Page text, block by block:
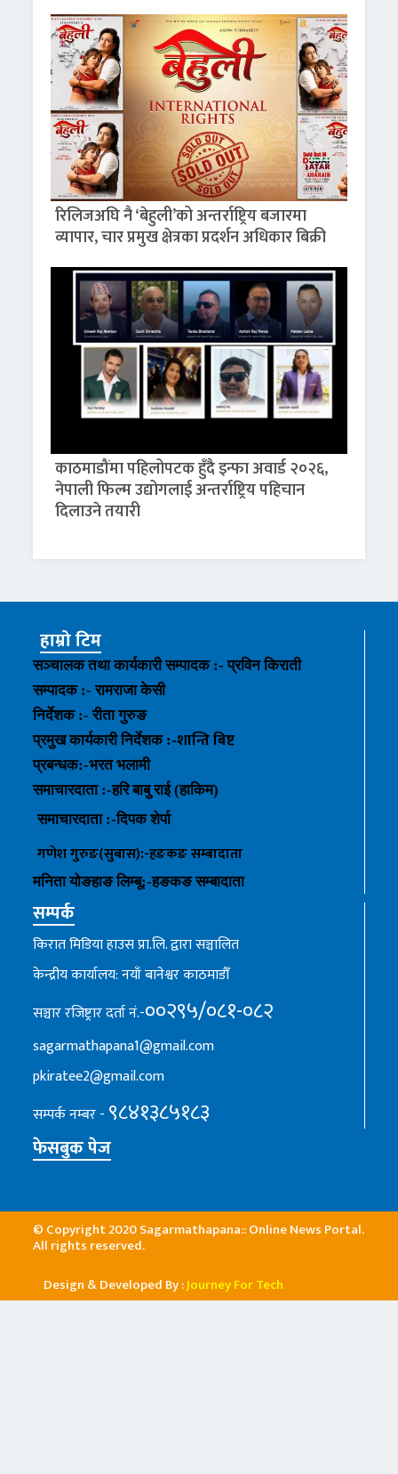
रिलिजअघि नै ‘बेहुली’को अन्तर्राष्ट्रिय बजारमा
व्यापार, चार प्रमुख क्षेत्रका प्रदर्शन अधिकार बिक्री
काठमाडौंमा पहिलोपटक हुँदै इन्फा अवार्ड २०२६,
नेपाली फिल्म उद्योगलाई अन्तर्राष्ट्रिय पहिचान
दिलाउने तयारी
हाम्रो टिम
सञ्चालक तथा कार्यकारी सम्पादक :- प्रविन किराती
सम्पादक :- रामराजा केसी
निर्देशक :- रीता गुरुङ
प्रमुख कार्यकारी निर्देशक :-शान्ति बिष्ट
प्रबन्धक:-भरत भलामी
समाचारदाता :-हरि बाबु राई (हाकिम)
समाचारदाता :-दिपक शेर्पा
गणेश गुरुङ(सुबास):-हङकङसम्बादाता
मनिता योङहाङलिम्बू:-हङकङ सम्बादाता
सम्पर्क
किरात मिडिया हाउस प्रा.लि. द्वारा सञ्चालित
केन्द्रीय कार्यालय: नयाँ बानेश्वर काठमाडौँ
सञ्चार रजिष्ट्रार दर्ता नं.-००२९५/०८१-०८२
sagarmathapana1@gmail.com
pkiratee2@gmail.com
सम्पर्क नम्बर - ९८४१३८५१८३
फेसबुक पेज
© Copyright 2020 Sagarmathapana:: Online News Portal.
All rights reserved.
Design & Developed By :Journey For Tech